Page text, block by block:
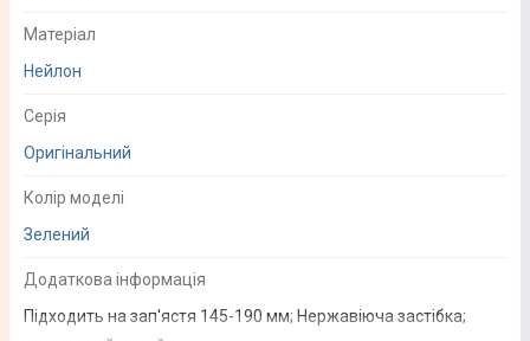
Матеріал
Нейлон
Серія
Оригінальний
Колір моделі
Зелений
Додаткова інформація
Підходить на зап'ястя 145-190 мм; Нержавіюча застібка;